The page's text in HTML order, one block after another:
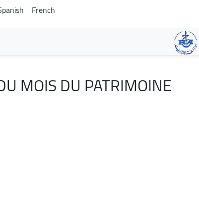
contenido
principal
French
MOIS DU PATRIMOINE